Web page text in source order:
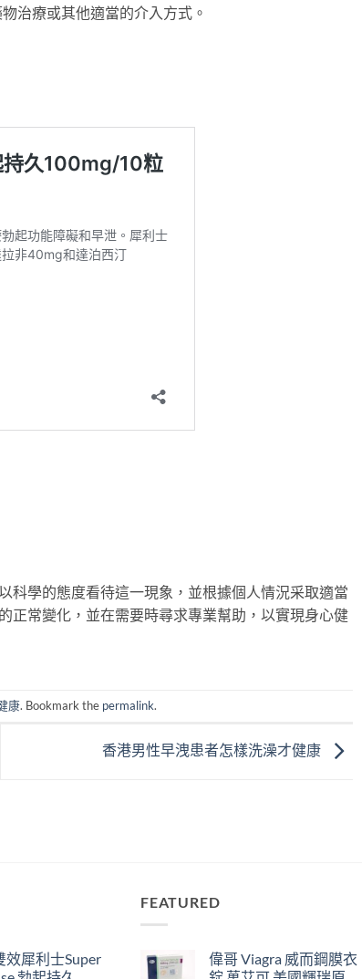
治療或其他適當的介入方式。
科學的態度看待這一現象，並根據個人情況采取適當
正常變化，並在需要時尋求專業幫助，以實現身心健
康. Bookmark the permalink.
香港男性早洩患者怎樣洗澡才健康
效犀利士Super
FEATURED
偉哥 Viagra 威而鋼膜衣